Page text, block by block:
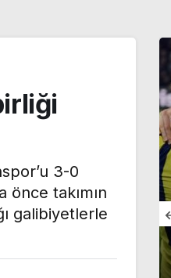
3-0
önce takımın
galibiyetlerle